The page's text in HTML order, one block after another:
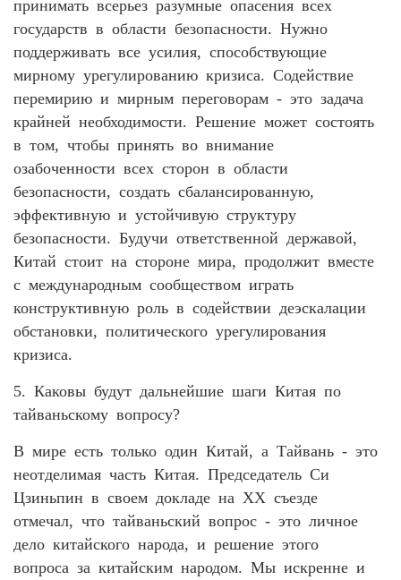
принимать всерьез разумные опасения всех
государств в области безопасности. Нужно
поддерживать все усилия, способствующие
мирному урегулированию кризиса. Содействие
перемирию и мирным переговорам - это задача
крайней необходимости. Решение может состоять
в том, чтобы принять во внимание
озабоченности всех сторон в области
безопасности, создать сбалансированную,
эффективную и устойчивую структуру
безопасности. Будучи ответственной державой,
Китай стоит на стороне мира, продолжит вместе
с международным сообществом играть
конструктивную роль в содействии деэскалации
обстановки, политического урегулирования
кризиса.
5. Каковы будут дальнейшие шаги Китая по
тайваньскому вопросу?
В мире есть только один Китай, а Тайвань - это
неотделимая часть Китая. Председатель Си
Цзиньпин в своем докладе на XX съезде
отмечал, что тайваньский вопрос - это личное
дело китайского народа, и решение этого
вопроса за китайским народом. Мы искренне и